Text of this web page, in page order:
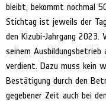
bleibt, bekommt nochmal
Stichtag ist jeweils der
den Kizubi-Jahrgang
seinem
verdient. Dazu muss kein
Bestätigung durch den
gegebener Zeit auch bei